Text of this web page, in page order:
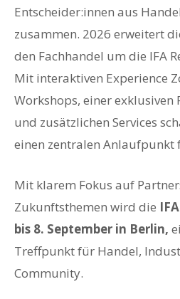
Entscheider:innen aus
zusammen. 2026 erweitert
den Fachhandel um die IFA
Mit interaktiven Experience
Workshops, einer exklusiven
und zusätzlichen Services
einen zentralen Anlaufpunkt
Mit klarem Fokus auf
Zukunftsthemen wird die
bis 8. September in Berlin,
Treffpunkt für Handel,
Community.